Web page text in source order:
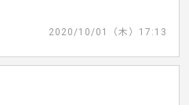
2020/10/01（木）17:13